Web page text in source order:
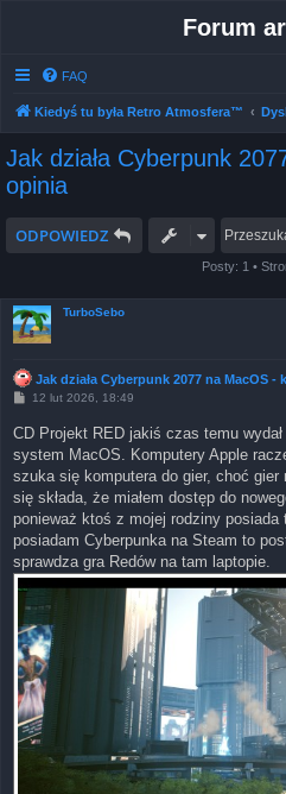
Forum
FAQ
Kiedyś tu była Retro Atmosfera™
Jak działa Cyberpunk
opinia
ODPOWIEDZ
Posty: 1 •
TurboSebo
Jak działa Cyberpunk 2077 na MacOS -
P
s
t
12 lut 2026, 18:49
CD Projekt RED jakiś czas temu
system MacOS. Komputery Apple
szuka się komputera do gier, choć
się składa, że miałem dostęp do
ponieważ ktoś z mojej rodziny
posiadam Cyberpunka na Steam to
sprawdza gra Redów na tam laptopie.